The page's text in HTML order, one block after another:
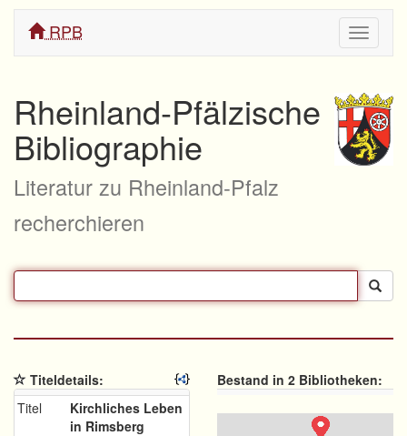
ein/
RPB
Rheinland-Pfälzische
Bibliographie
Literatur zu Rheinland-Pfalz
recherchieren
Titeldetails:
Titel
Kirchliches Leben
in Rimsberg
Bestand in 2 Bibliotheken: